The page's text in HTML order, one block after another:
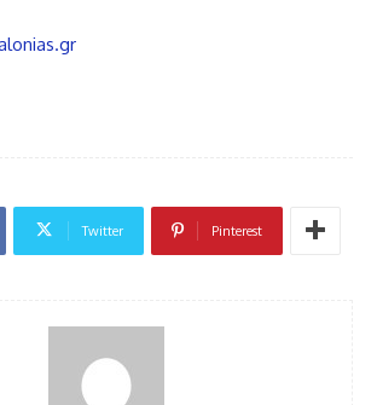
Twitter Pinterest